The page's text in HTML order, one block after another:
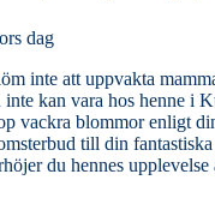
dag
inte att uppvakta
inte kan vara hos henne i
vackra blommor enligt
till din
du hennes